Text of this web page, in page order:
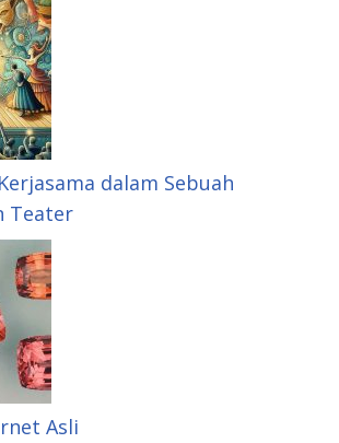
dalam Sebuah
Teater
Asli